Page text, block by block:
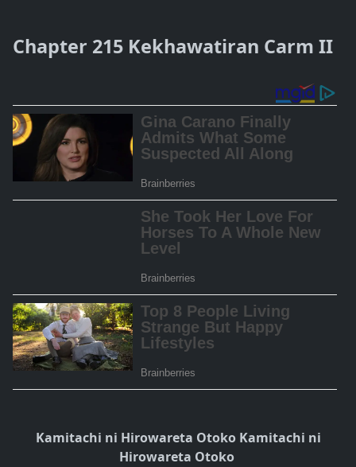
Chapter 215 Kekhawatiran Carm II
Kamitachi ni Hirowareta Otoko Kamitachi ni
Hirowareta Otoko